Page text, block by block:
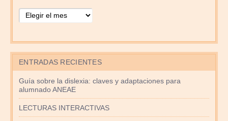
ENTRADAS RECIENTES
Guía sobre la dislexia: claves y adaptaciones para
alumnado ANEAE
LECTURAS INTERACTIVAS